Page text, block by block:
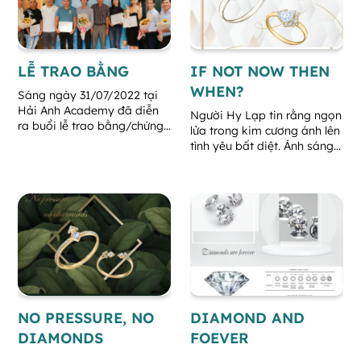
LỄ TRAO BẰNG
Sáng ngày 31/07/2022 tại
Hải Anh Academy đã diễn
ra buổi lễ trao bằng/chứng
thầy mà còn là sự cố gắng
của các học viên.
IF NOT NOW THEN
WHEN?
Người Hy Lạp tin rằng ngọn
lửa trong kim cương ánh lên
tình yêu bất diệt. Ánh sáng
thắp lên tình yêu nhiệm
màu. Tình yêu là điều thiêng
liêng trong cuộc đời và rất
NO PRESSURE, NO
DIAMONDS
DIAMOND AND
FOEVER